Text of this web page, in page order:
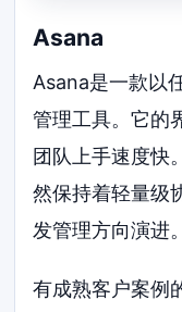
Asana
Asana是一款以
管理工具。它的
团队上手速度快
然保持着轻量级
发管理方向演进。
有成熟客户案例